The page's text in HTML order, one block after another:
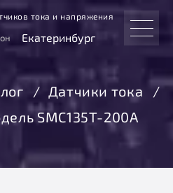
тока и напряжения
Екатеринбург
Датчики тока
SMC135T-200A